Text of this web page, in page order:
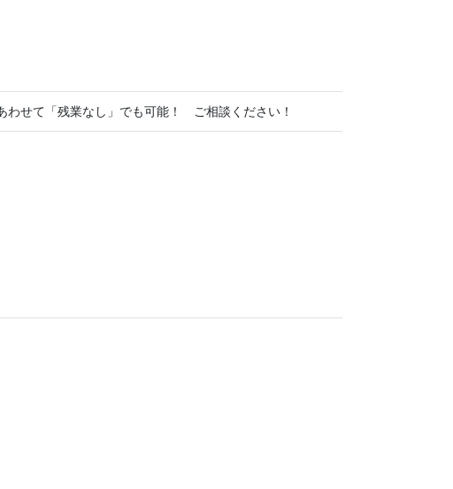
せて「残業なし」でも可能！ ご相談ください！